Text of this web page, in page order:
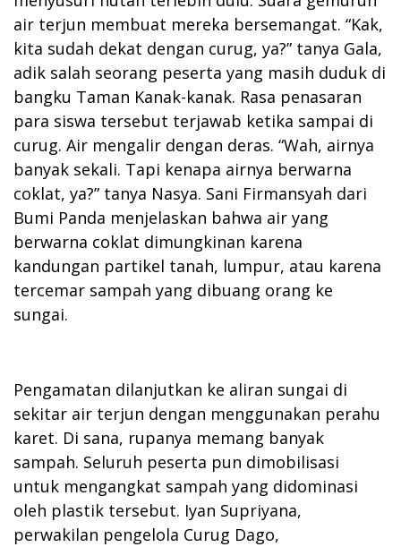
air terjun membuat mereka bersemangat. “Kak,
kita sudah dekat dengan curug, ya?” tanya Gala,
adik salah seorang peserta yang masih duduk di
bangku Taman Kanak-kanak. Rasa penasaran
para siswa tersebut terjawab ketika sampai di
curug. Air mengalir dengan deras. “Wah, airnya
banyak sekali. Tapi kenapa airnya berwarna
coklat, ya?” tanya Nasya. Sani Firmansyah dari
Bumi Panda menjelaskan bahwa air yang
berwarna coklat dimungkinan karena
kandungan partikel tanah, lumpur, atau karena
tercemar sampah yang dibuang orang ke
sungai.
Pengamatan dilanjutkan ke aliran sungai di
sekitar air terjun dengan menggunakan perahu
karet. Di sana, rupanya memang banyak
sampah. Seluruh peserta pun dimobilisasi
untuk mengangkat sampah yang didominasi
oleh plastik tersebut. Iyan Supriyana,
perwakilan pengelola Curug Dago,